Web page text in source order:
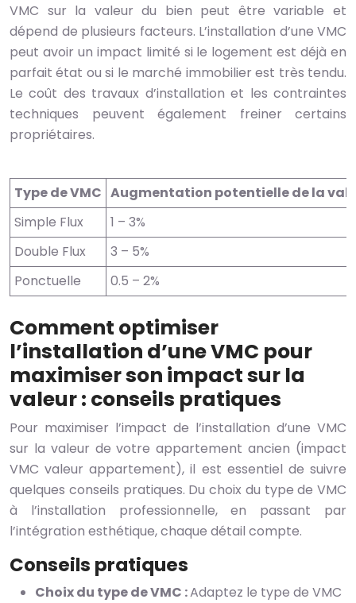
VMC sur la valeur du bien peut être variable et
dépend de plusieurs facteurs. L’installation d’une VMC
peut avoir un impact limité si le logement est déjà en
parfait état ou si le marché immobilier est très tendu.
Le coût des travaux d’installation et les contraintes
techniques peuvent également freiner certains
propriétaires.
Type de VMC Augmentation potentielle de la
Simple Flux
1 – 3%
Double Flux
3 – 5%
Ponctuelle
0.5 – 2%
Comment optimiser
l’installation d’une VMC pour
maximiser son impact sur la
valeur : conseils pratiques
Pour maximiser l’impact de l’installation d’une VMC
sur la valeur de votre appartement ancien (impact
VMC valeur appartement), il est essentiel de suivre
quelques conseils pratiques. Du choix du type de VMC
à l’installation professionnelle, en passant par
l’intégration esthétique, chaque détail compte.
Conseils pratiques
Choix du type de VMC :Adaptez le type de VMC